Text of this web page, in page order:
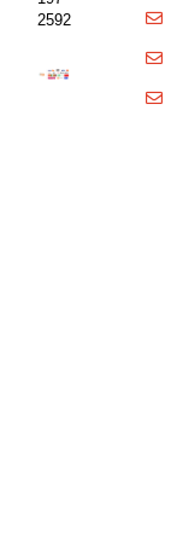
2592